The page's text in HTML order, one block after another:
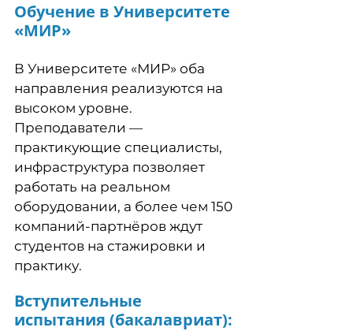
Обучение в Университете
«МИР»
В Университете «МИР» оба
направления реализуются на
высоком уровне.
Преподаватели —
практикующие специалисты,
инфраструктура позволяет
работать на реальном
оборудовании, а более чем 150
компаний-партнёров ждут
студентов на стажировки и
практику.
Вступительные
испытания (бакалавриат):